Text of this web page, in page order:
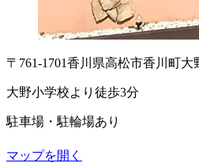
〒761-1701香川県高松市香川町大
大野小学校より徒歩3分
駐車場・駐輪場あり
マップを開く